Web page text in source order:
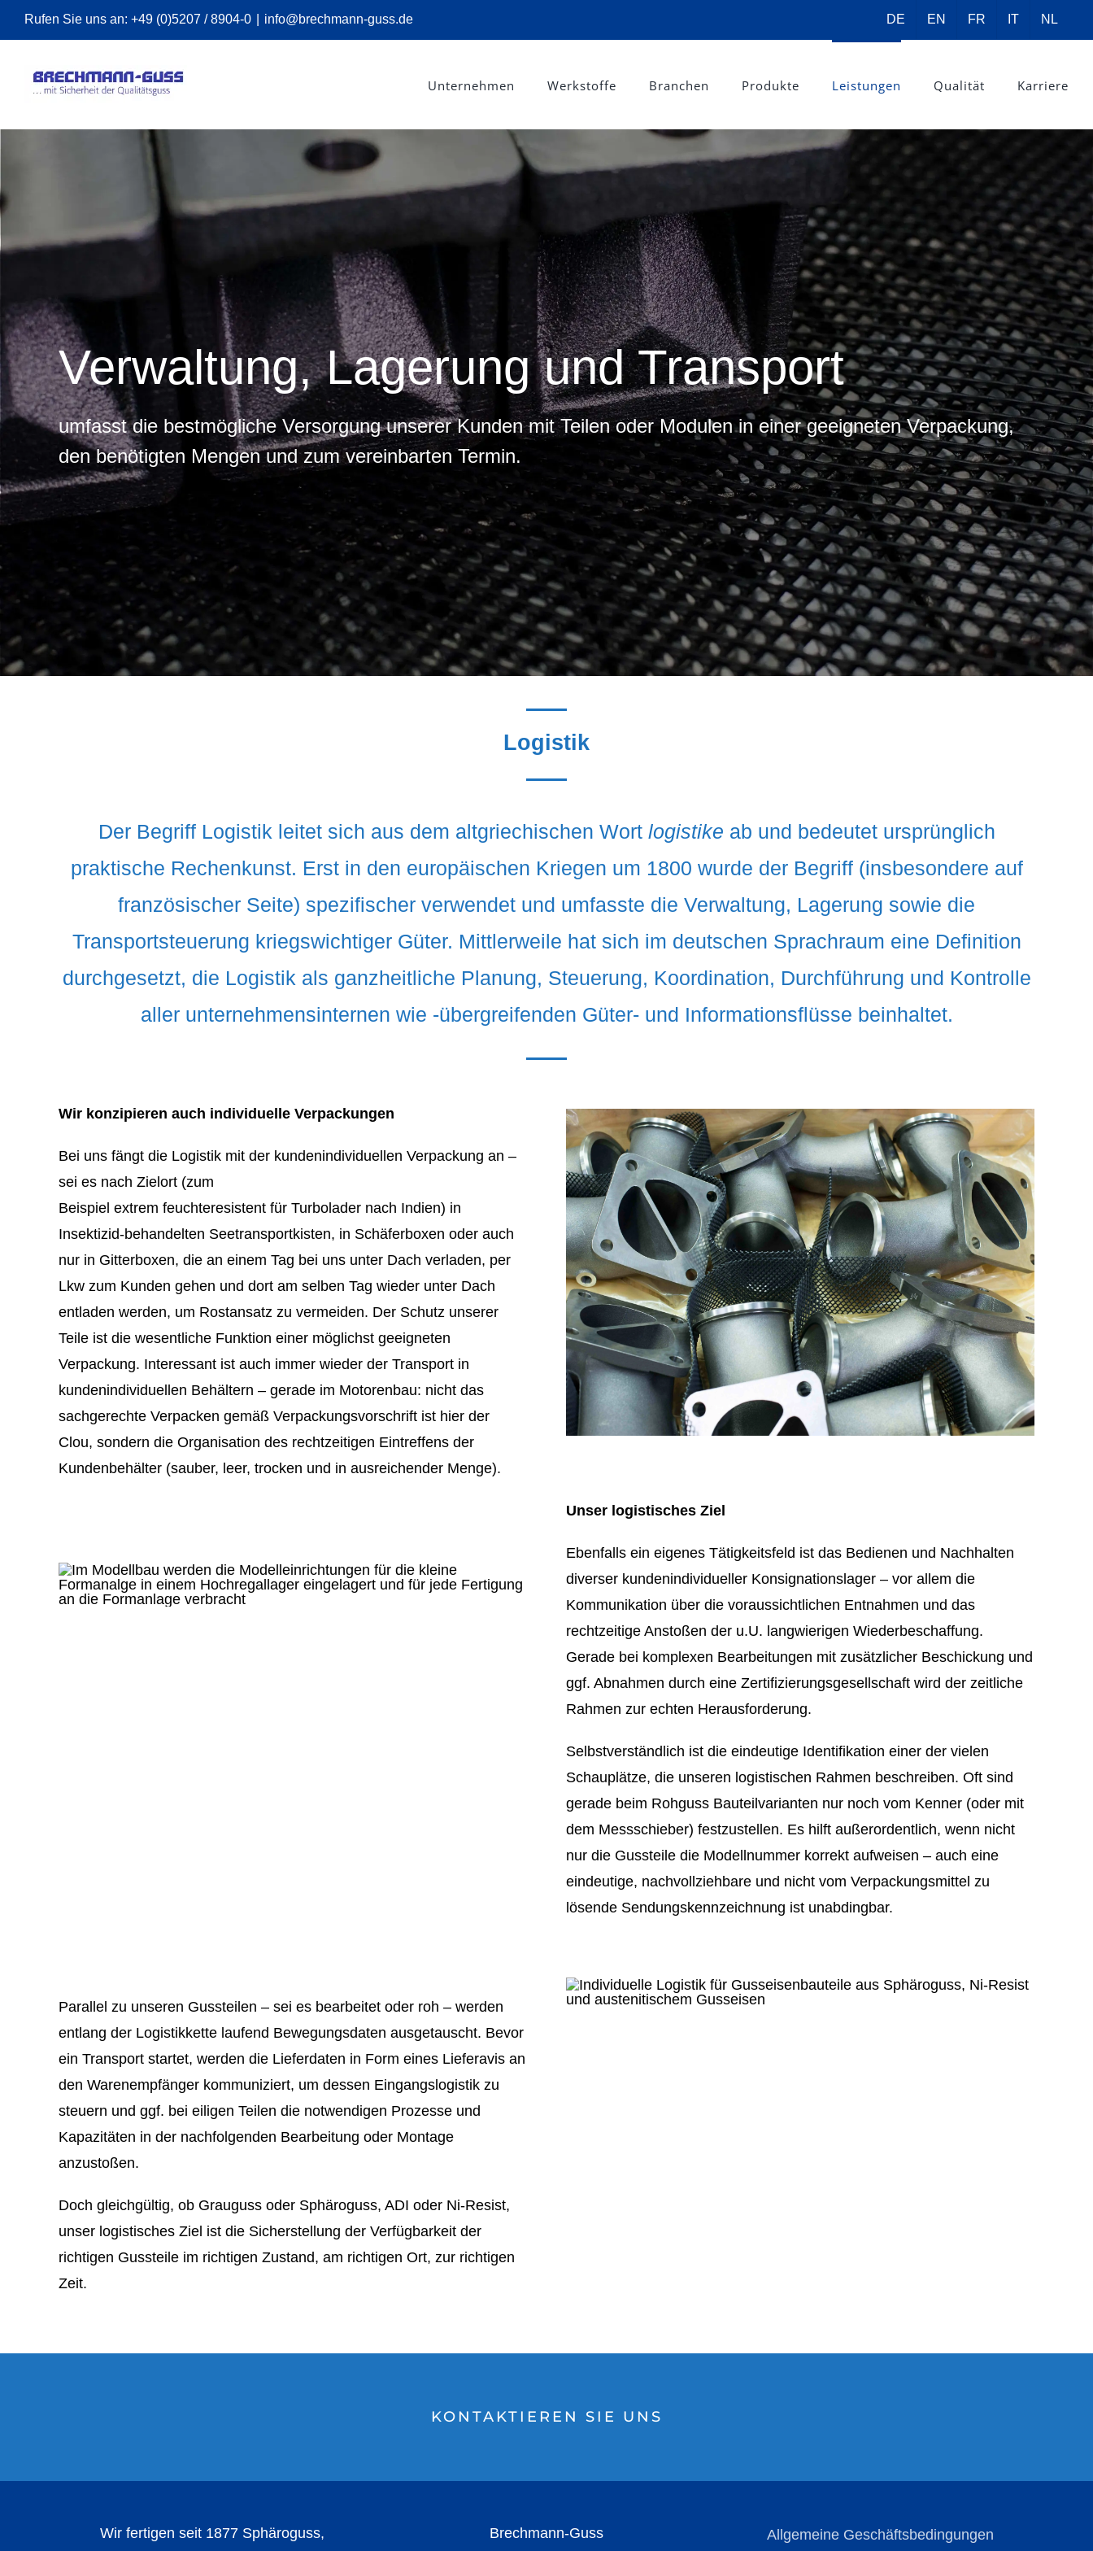
Zum
Inhalt
Rufen Sie uns an: +49 (0)5207 / 8904-0 info@brechmann-guss.de DE EN FR IT NL
Unternehmen Werkstoffe Branchen Produkte Leistungen Qualität Karriere
Verwaltung, Lagerung und Transport
umfasst die bestmögliche Versorgung unserer Kunden mit Teilen oder Modulen in einer geeigneten Verpackung,
den benötigten Mengen und zum vereinbarten Termin.
Logistik
Der Begriff Logistik leitet sich aus dem altgriechischen Wort logistike ab und bedeutet ursprünglich
praktische Rechenkunst. Erst in den europäischen Kriegen um 1800 wurde der Begriff (insbesondere auf
französischer Seite) spezifischer verwendet und umfasste die Verwaltung, Lagerung sowie die
Transportsteuerung kriegswichtiger Güter. Mittlerweile hat sich im deutschen Sprachraum eine Definition
durchgesetzt, die Logistik als ganzheitliche Planung, Steuerung, Koordination, Durchführung und Kontrolle
aller unternehmensinternen wie -übergreifenden Güter- und Informationsflüsse beinhaltet.
Wir konzipieren auch individuelle Verpackungen
Bei uns fängt die Logistik mit der kundenindividuellen Verpackung an –
sei es nach Zielort (zum
Beispiel extrem feuchteresistent für Turbolader nach Indien) in
Insektizid-behandelten Seetransportkisten, in Schäferboxen oder auch
nur in Gitterboxen, die an einem Tag bei uns unter Dach verladen, per
Lkw zum Kunden gehen und dort am selben Tag wieder unter Dach
entladen werden, um Rostansatz zu vermeiden. Der Schutz unserer
Teile ist die wesentliche Funktion einer möglichst geeigneten
Verpackung. Interessant ist auch immer wieder der Transport in
kundenindividuellen Behältern – gerade im Motorenbau: nicht das
sachgerechte Verpacken gemäß Verpackungsvorschrift ist hier der
Clou, sondern die Organisation des rechtzeitigen Eintreffens der
Kundenbehälter (sauber, leer, trocken und in ausreichender Menge).
Unser logistisches Ziel
Ebenfalls ein eigenes Tätigkeitsfeld ist das Bedienen und Nachhalten
diverser kundenindividueller Konsignationslager – vor allem die
Kommunikation über die voraussichtlichen Entnahmen und das
rechtzeitige Anstoßen der u.U. langwierigen Wiederbeschaffung.
Gerade bei komplexen Bearbeitungen mit zusätzlicher Beschickung und
ggf. Abnahmen durch eine Zertifizierungsgesellschaft wird der zeitliche
Rahmen zur echten Herausforderung.
Selbstverständlich ist die eindeutige Identifikation einer der vielen
Schauplätze, die unseren logistischen Rahmen beschreiben. Oft sind
gerade beim Rohguss Bauteilvarianten nur noch vom Kenner (oder mit
dem Messschieber) festzustellen. Es hilft außerordentlich, wenn nicht
nur die Gussteile die Modellnummer korrekt aufweisen – auch eine
eindeutige, nachvollziehbare und nicht vom Verpackungsmittel zu
lösende Sendungskennzeichnung ist unabdingbar.
Parallel zu unseren Gussteilen – sei es bearbeitet oder roh – werden
entlang der Logistikkette laufend Bewegungsdaten ausgetauscht. Bevor
ein Transport startet, werden die Lieferdaten in Form eines Lieferavis an
den Warenempfänger kommuniziert, um dessen Eingangslogistik zu
steuern und ggf. bei eiligen Teilen die notwendigen Prozesse und
Kapazitäten in der nachfolgenden Bearbeitung oder Montage
anzustoßen.
Doch gleichgültig, ob Grauguss oder Sphäroguss, ADI oder Ni-Resist,
unser logistisches Ziel ist die Sicherstellung der Verfügbarkeit der
richtigen Gussteile im richtigen Zustand, am richtigen Ort, zur richtigen
Zeit.
KONTAKTIEREN SIE UNS
Wir fertigen seit 1877 Sphäroguss,
Brechmann-Guss
Allgemeine Geschäftsbedingungen